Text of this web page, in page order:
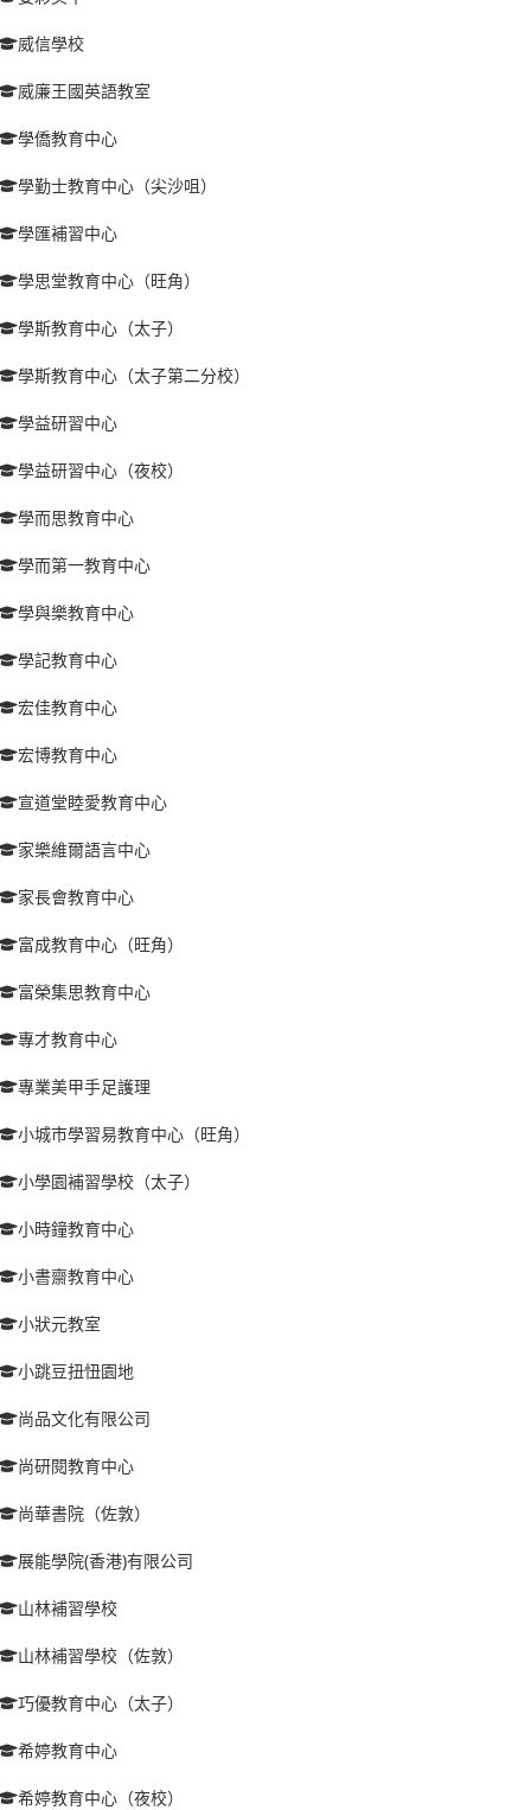
威信學校
威廉王國英語教室
學僑教育中心
學勤士教育中心（尖沙咀）
學匯補習中心
學思堂教育中心（旺角）
學斯教育中心（太子）
學斯教育中心（太子第二分校）
學益研習中心
學益研習中心（夜校）
學而思教育中心
學而第一教育中心
學與樂教育中心
學記教育中心
宏佳教育中心
宏博教育中心
宣道堂睦愛教育中心
家樂維爾語言中心
家長會教育中心
富成教育中心（旺角）
富榮集思教育中心
專才教育中心
專業美甲手足護理
小城市學習易教育中心（旺角）
小學園補習學校（太子）
小時鐘教育中心
小書齋教育中心
小狀元教室
小跳豆扭忸園地
尚品文化有限公司
尚研閱教育中心
尚華書院（佐敦）
展能學院(香港)有限公司
山林補習學校
山林補習學校（佐敦）
巧優教育中心（太子）
希婷教育中心
希婷教育中心（夜校）